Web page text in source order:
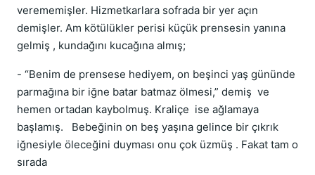
verememişler. Hizmetkarlara sofrada bir yer açın
demişler. Am kötülükler perisi küçük prensesin yanına
gelmiş , kundağını kucağına almış;
- “Benim de prensese hediyem, on beşinci yaş gününde
parmağına bir iğne batar batmaz ölmesi,” demiş ve
hemen ortadan kaybolmuş. Kraliçe ise ağlamaya
başlamış. Bebeğinin on beş yaşına gelince bir çıkrık
iğnesiyle öleceğini duyması onu çok üzmüş . Fakat tam o
sırada